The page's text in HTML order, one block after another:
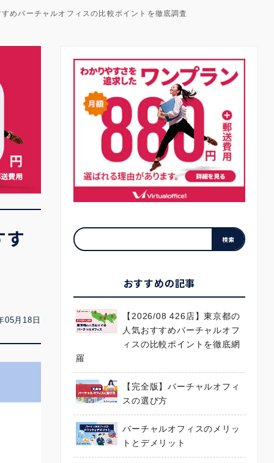
バーチャルオフィスの比較ポイントを徹底調査
05月18日
おすすめの記事
【2026/08 426店】東京都の
人気おすすめバーチャルオフ
ィスの比較ポイントを徹底網
羅
【完全版】バーチャルオフィ
スの選び方
バーチャルオフィスのメリッ
トとデメリット